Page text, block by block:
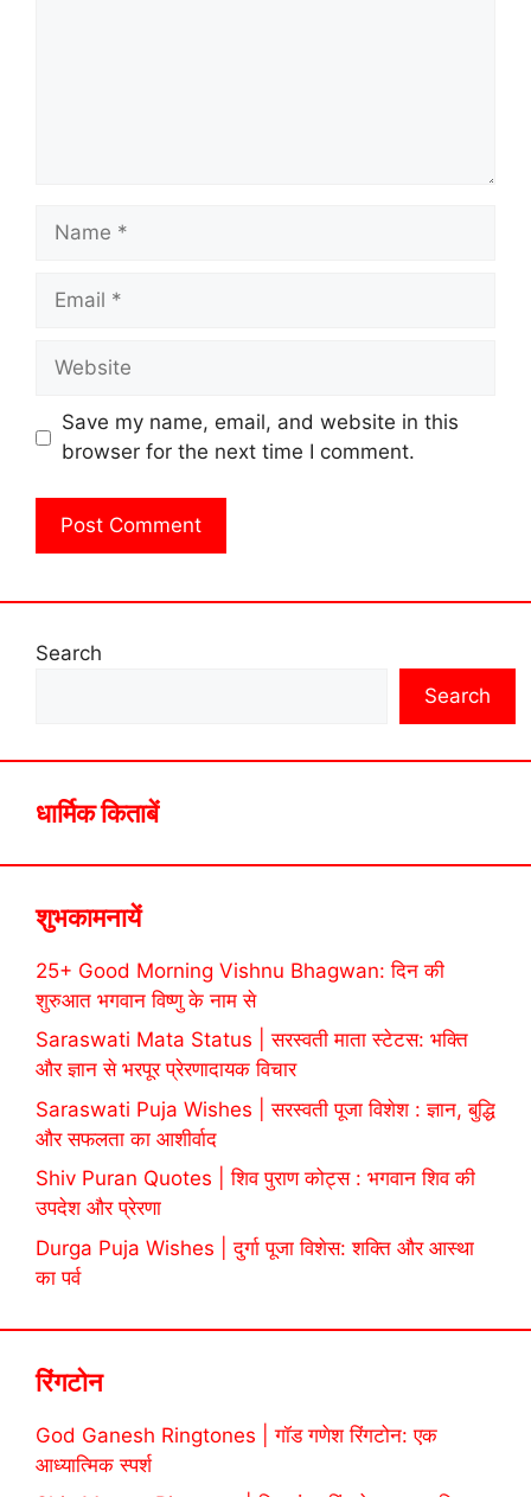
Name
Email
Website
Save my name, email, and website in this
browser for the next time I comment.
Search
Search
धार्मिक किताबें
शुभकामनायें
25+ Good Morning Vishnu Bhagwan: दिन की
शुरुआत भगवान विष्णु के नाम से
Saraswati Mata Status | सरस्वती माता स्टेटस: भक्ति
और ज्ञान से भरपूर प्रेरणादायक विचार
Saraswati Puja Wishes | सरस्वती पूजा विशेश : ज्ञान, बुद्धि
और सफलता का आशीर्वाद
Shiv Puran Quotes | शिव पुराण कोट्स : भगवान शिव की
उपदेश और प्रेरणा
Durga Puja Wishes | दुर्गा पूजा विशेस: शक्ति और आस्था
का पर्व
रिंगटोन
God Ganesh Ringtones | गॉड गणेश रिंगटोन: एक
आध्यात्मिक स्पर्श